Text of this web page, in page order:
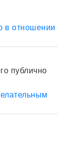
в отношении
публично